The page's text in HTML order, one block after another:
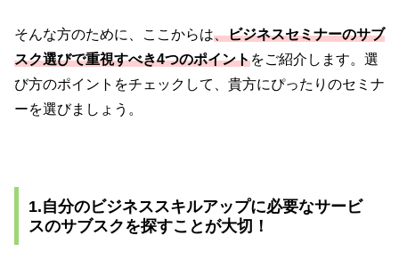
そんな方のために、ここからは、ビジネスセミナーのサブ
スク選びで重視すべき4つのポイントをご紹介します。選
び方のポイントをチェックして、貴方にぴったりのセミナ
ーを選びましょう。
1.自分のビジネススキルアップに必要なサービ
スのサブスクを探すことが大切！